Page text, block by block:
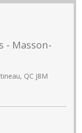
- Masson-
QC J8M